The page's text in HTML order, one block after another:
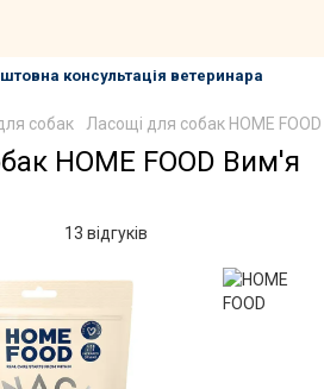
консультація ветеринара
собак Ласощі для собак HOME
HOME FOOD Вим'я
13 відгуків